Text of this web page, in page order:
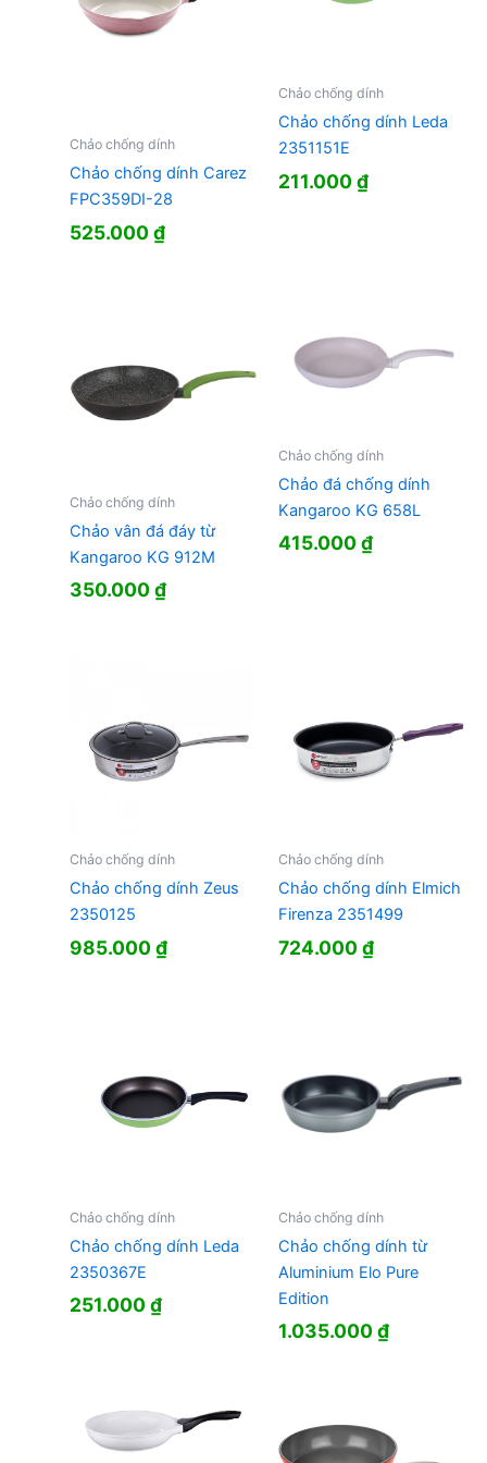
Chảo chống dính
Chảo chống dính Carez
FPC359DI-28
525.000₫
Chảo chống dính
Chảo chống dính Leda
2351151E
211.000₫
Chảo chống dính
Chảo vân đá đáy từ
Kangaroo KG 912M
350.000₫
Chảo chống dính
Chảo đá chống dính
Kangaroo KG 658L
415.000₫
Chảo chống dính
Chảo chống dính Zeus
2350125
985.000₫
Chảo chống dính
Chảo chống dính Elmich
Firenza 2351499
724.000₫
Chảo chống dính
Chảo chống dính Leda
2350367E
251.000₫
Chảo chống dính
Chảo chống dính từ
Aluminium Elo Pure
Edition
1.035.000₫